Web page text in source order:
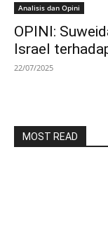
Analisis dan Opini
OPINI:
Israel
22/07/2025
MOST READ